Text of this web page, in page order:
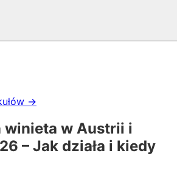
→
winieta w Austrii i
– Jak działa i kiedy